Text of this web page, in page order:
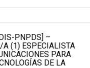
PNPDS] –
A (1) ESPECIALISTA
PARA
DE LA